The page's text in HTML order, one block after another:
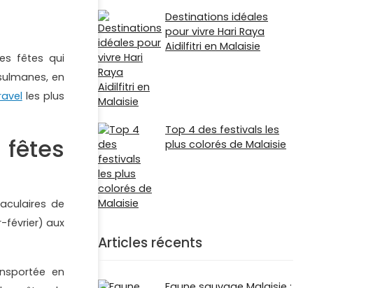
fêtes qui
en
les plus
de
février) aux
en
Destinations idéales
pour vivre Hari Raya
Aidilfitri en Malaisie
Top 4 des festivals les
plus colorés de Malaisie
Articles récents